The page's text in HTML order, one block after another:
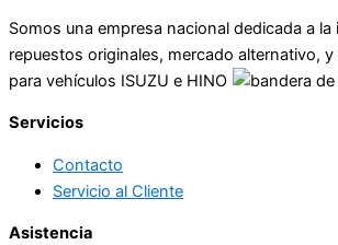
Somos una empresa nacional dedicada a
repuestos originales, mercado alternativo,
para vehículos ISUZU e HINO
Servicios
Contacto
Servicio al Cliente
Asistencia